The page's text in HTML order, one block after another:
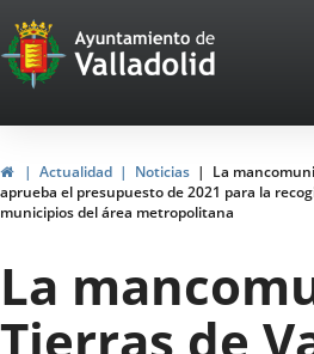
Portal
Web
del
Ayuntamiento
de
Valladolid
HomeActualidad Noticias
La
aprueba el presupuesto de 2021 para la
municipios del área metropolitana
La
Tierras de